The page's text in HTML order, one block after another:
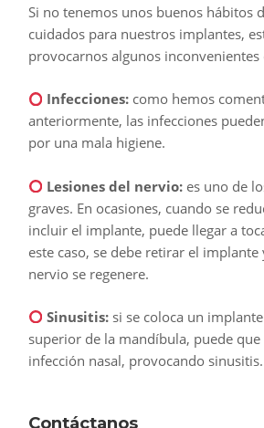
Si no tenemos unos buenos hábitos
cuidados para nuestros implantes,
provocarnos algunos inconvenientes
Infecciones: como hemos
anteriormente, las infecciones
por una mala higiene.
Lesiones del nervio: es uno de
graves. En ocasiones, cuando se
incluir el implante, puede llegar a
este caso, se debe retirar el implante
nervio se regenere.
Sinusitis: si se coloca un
superior de la mandíbula, puede que
infección nasal, provocando sinusitis.
Contáctanos